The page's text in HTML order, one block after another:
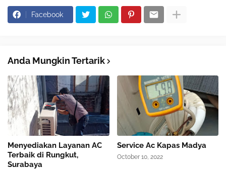
Facebook
Anda Mungkin Tertarik
Menyediakan Layanan AC
Terbaik di Rungkut,
Surabaya
Service Ac Kapas Madya
October 10, 2022